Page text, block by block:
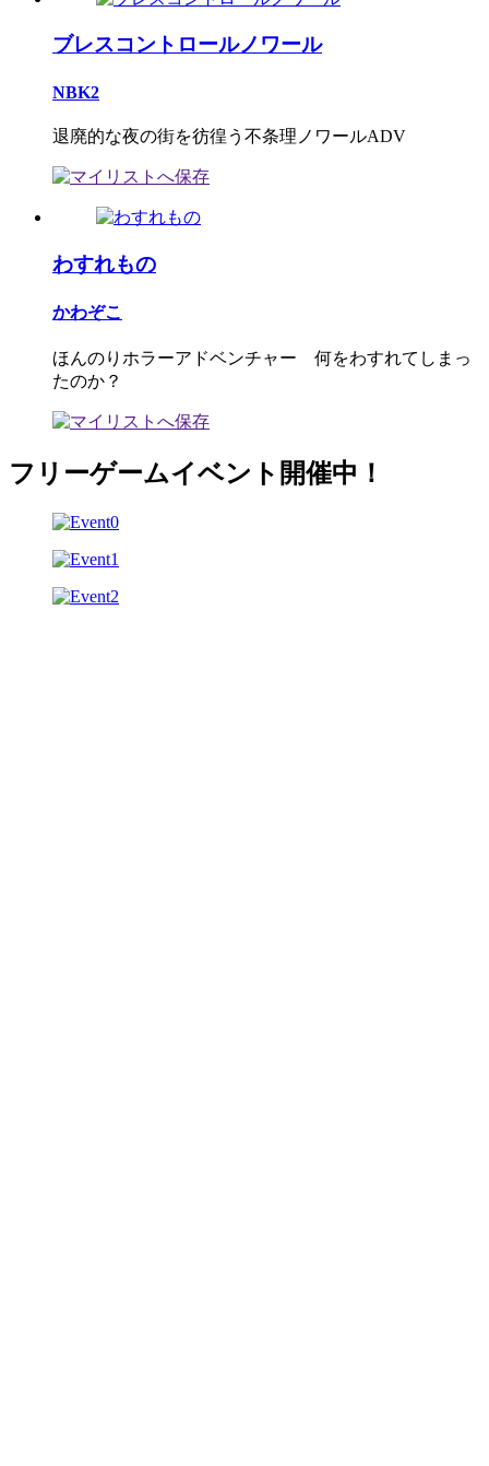
ブレスコントロールノワール
NBK2
退廃的な夜の街を彷徨う不条理ノワールADV
わすれもの
かわぞこ
ほんのりホラーアドベンチャー 何をわすれてしまっ
たのか？
フリーゲームイベント開催中！